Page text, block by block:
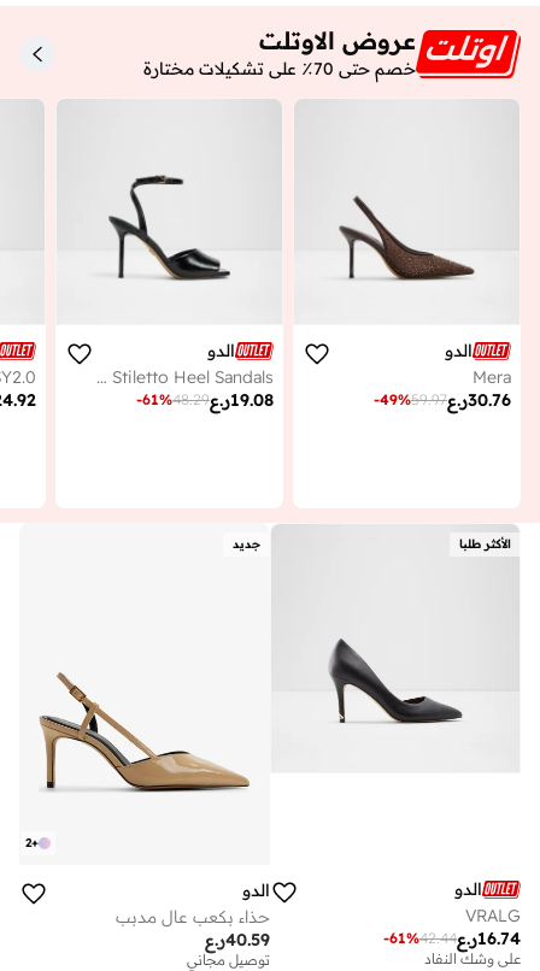
عروض الاوتلت
خصم حتى 70٪ على تشكيلات مختارة
الدو
Mera
ر.ع30.76
59.97
-49%
الدو
KAIASIEN Ankle Strap Stiletto Heel Sandals
ر.ع19.08
48.29
-61%
الأكثر طلبا
الدو
VRALG
ر.ع16.74
42.44
-61%
على وشك النفاد
جديد
+
2
الدو
حذاء بكعب عالٍ مدبب
ر.ع40.59
توصيل مجاني